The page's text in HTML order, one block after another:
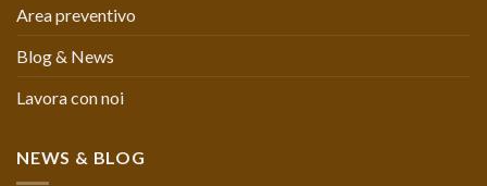
Area preventivo
Blog & News
Lavora con noi
NEWS & BLOG